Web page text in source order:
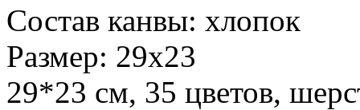
Состав канвы: хлопок
Размер: 29х23
29*23 см, 35 цветов,